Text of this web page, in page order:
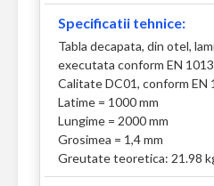
Specificatii tehnice:
Tabla decapata, din otel,
executata conform EN
Calitate DC01, conform EN
Latime = 1000 mm
Lungime = 2000 mm
Grosimea = 1,4 mm
Greutate teoretica: 21.98